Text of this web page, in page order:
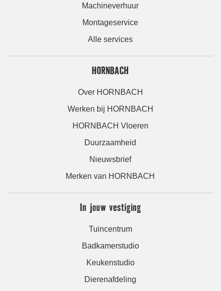
Machineverhuur
Montageservice
Alle services
HORNBACH
Over HORNBACH
Werken bij HORNBACH
HORNBACH Vloeren
Duurzaamheid
Nieuwsbrief
Merken van HORNBACH
In jouw vestiging
Tuincentrum
Badkamerstudio
Keukenstudio
Dierenafdeling